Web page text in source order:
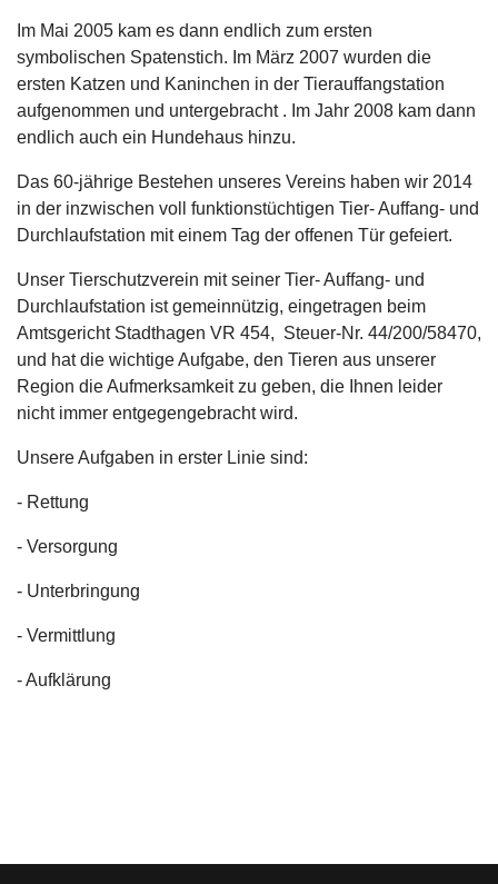
Im Mai 2005 kam es dann endlich zum ersten
symbolischen Spatenstich. Im März 2007 wurden die
ersten Katzen und Kaninchen in der Tierauffangstation
aufgenommen und untergebracht . Im Jahr 2008 kam dann
endlich auch ein Hundehaus hinzu.
Das 60-jährige Bestehen unseres Vereins haben wir 2014
in der inzwischen voll funktionstüchtigen Tier- Auffang- und
Durchlaufstation mit einem Tag der offenen Tür gefeiert.
Unser Tierschutzverein mit seiner Tier- Auffang- und
Durchlaufstation ist gemeinnützig, eingetragen beim
Amtsgericht Stadthagen VR 454, Steuer-Nr. 44/200/58470,
und hat die wichtige Aufgabe, den Tieren aus unserer
Region die Aufmerksamkeit zu geben, die Ihnen leider
nicht immer entgegengebracht wird.
Unsere Aufgaben in erster Linie sind:
- Rettung
- Versorgung
- Unterbringung
- Vermittlung
- Aufklärung